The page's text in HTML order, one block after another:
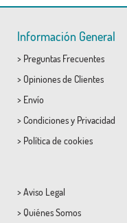
Información General
> Preguntas Frecuentes
> Opiniones de Clientes
> Envío
> Condicionesy Privacidad
> Política de cookies
> Aviso Legal
> Quiénes Somos